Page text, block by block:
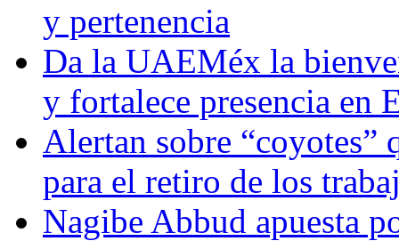
y pertenencia
Da la UAEMéx la
y fortalece presencia en
Alertan sobre “coyotes”
para el retiro de los
Nagibe Abbud apuesta